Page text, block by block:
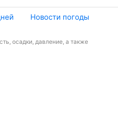
Новости погоды
осадки, давление, а также